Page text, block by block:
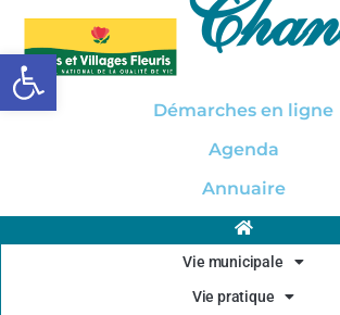
Ouvrir la barre d’outils
Démarches en ligne
Agenda
Annuaire
Vie municipale
Vie pratique